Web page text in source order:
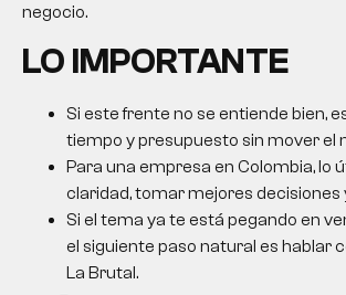
negocio.
LO IMPORTANTE
Si este frente no se entiende bien,
tiempo y presupuesto sin mover el
Para una empresa en Colombia, lo
claridad, tomar mejores decisiones
Si el tema ya te está pegando en
el siguiente paso natural es hablar
La Brutal.